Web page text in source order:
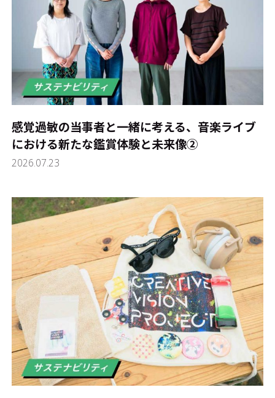
感覚過敏の当事者と一緒に考える、音楽ライブ
における新たな鑑賞体験と未来像②
2026.07.23